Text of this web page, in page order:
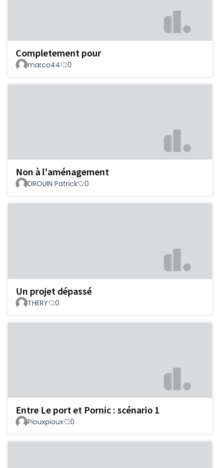
Completement pour
marco44 0
Non à l'aménagement
DROUIN Patrick 0
Un projet dépassé
THERY 0
Entre Le port et Pornic : scénario 1
Piouxpioux 0